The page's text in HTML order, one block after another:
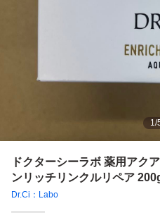
1/
ドクターシーラボ 薬用アク
ンリッチリンクルリペア
Dr.Ci：Labo